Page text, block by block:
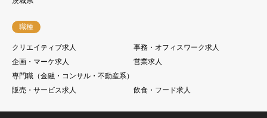
職種
クリエイティブ求人
事務・オフィスワーク求人
企画・マーケ求人
営業求人
専門職（金融・コンサル・不動産系）
販売・サービス求人
飲食・フード求人